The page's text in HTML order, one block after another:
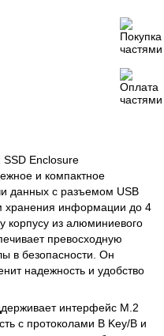
Enclosure
и компактное
данных с разъемом USB
информации до 4
корпусу из алюминиевого
превосходную
в безопасности. Он
надежность и удобство
интерфейс M.2
с протоколами B Key/B и